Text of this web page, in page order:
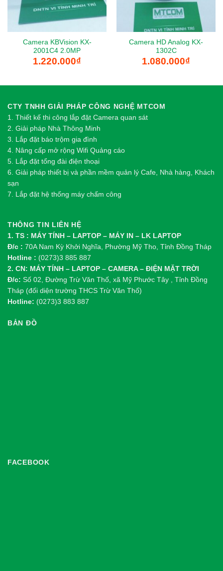
Camera KBVision KX-
2001C4 2.0MP
1.220.000₫
Camera HD Analog KX-
1302C
1.080.000₫
CTY TNHH GIẢI PHÁP CÔNG NGHỆ MTCOM
1. Thiết kế thi công lắp đặt Camera quan sát
2. Giải pháp Nhà Thông Minh
3. Lắp đặt báo trộm gia đình
4. Nâng cấp mở rộng Wifi Quảng cáo
5. Lắp đặt tổng đài điện thoại
6. Giải pháp thiết bị và phần mềm quản lý Cafe, Nhà hàng, Khách
sạn
7. Lắp đặt hệ thống máy chấm công
THÔNG TIN LIÊN HỆ
1. TS : MÁY TÍNH – LAPTOP – MÁY IN – LK LAPTOP
Đ/c : 70A Nam Kỳ Khởi Nghĩa, Phường Mỹ Tho, Tỉnh Đồng Tháp
Hotline : (0273)3 885 887
2. CN: MÁY TÍNH – LAPTOP – CAMERA – ĐIỆN MẶT TRỜI
Đ/c: Số 02, Đường Trừ Văn Thố, xã Mỹ Phước Tây , Tỉnh Đồng
Tháp (đối diện trường THCS Trừ Văn Thố)
Hotline: (0273)3 883 887
BẢN ĐỒ
FACEBOOK